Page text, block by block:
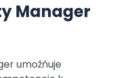
Manager
umožňuje